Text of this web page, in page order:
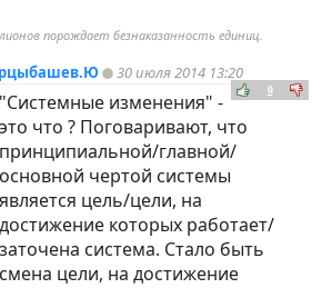
порождает безнаказанность единиц.
30 июля 2014 13:20
0
"Системные изменения" -
это что ? Поговаривают, что
принципиальной/главной/
основной чертой системы
является цель/цели, на
достижение которых работает/
заточена система. Стало быть
смена цели, на достижение